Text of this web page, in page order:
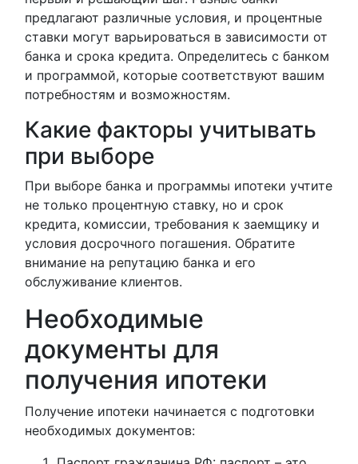
предлагают различные условия, и процентные
ставки могут варьироваться в зависимости от
банка и срока кредита. Определитесь с банком
и программой, которые соответствуют вашим
потребностям и возможностям.
Какие факторы учитывать
при выборе
При выборе банка и программы ипотеки учтите
не только процентную ставку, но и срок
кредита, комиссии, требования к заемщику и
условия досрочного погашения. Обратите
внимание на репутацию банка и его
обслуживание клиентов.
Необходимые
документы для
получения ипотеки
Получение ипотеки начинается с подготовки
необходимых документов: